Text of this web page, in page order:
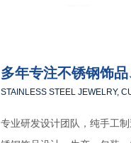
多年专注不锈钢饰
STAINLESS STEEL JEWELRY,
专业研发设计团队，纯手工